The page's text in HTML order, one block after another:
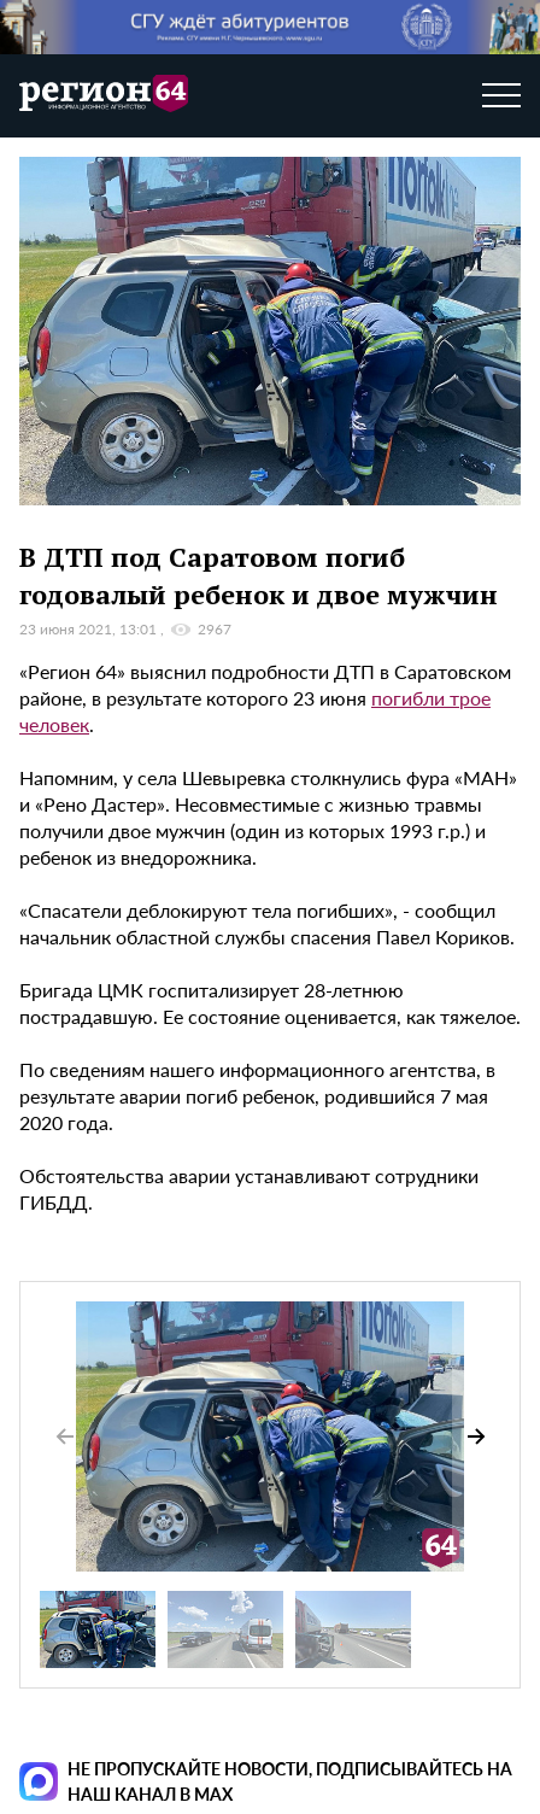
В ДТП под Саратовом погиб
годовалый ребенок и двое мужчин
23 июня 2021, 13:01 2967
«Регион 64» выяснил подробности ДТП в Саратовском
районе, в результате которого 23 июня погибли трое
человек.
Напомним, у села Шевыревка столкнулись фура «МАН»
и «Рено Дастер». Несовместимые с жизнью травмы
получили двое мужчин (один из которых 1993 г.р.) и
ребенок из внедорожника.
«Спасатели деблокируют тела погибших», - сообщил
начальник областной службы спасения Павел Кориков.
Бригада ЦМК госпитализирует 28-летнюю
пострадавшую. Ее состояние оценивается, как тяжелое.
По сведениям нашего информационного агентства, в
результате аварии погиб ребенок, родившийся 7 мая
2020 года.
Обстоятельства аварии устанавливают сотрудники
ГИБДД.
НЕ ПРОПУСКАЙТЕ НОВОСТИ, ПОДПИСЫВАЙТЕСЬ НА
НАШ КАНАЛ В MAX